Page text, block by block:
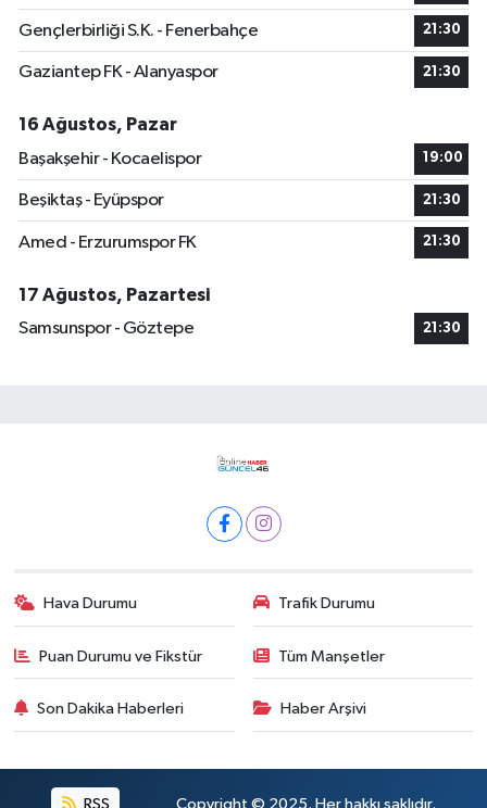
Gençlerbirliği S.K. - Fenerbahçe 21:30
Gaziantep FK - Alanyaspor 21:30
16 Ağustos, Pazar
Başakşehir - Kocaelispor
19:00
Beşiktaş - Eyüpspor 21:30
Amed - Erzurumspor FK 21:30
17 Ağustos, Pazartesi
Samsunspor - Göztepe
21:30
Hava Durumu Trafik Durumu
Puan Durumu ve Fikstür Tüm Manşetler
Son Dakika Haberleri Haber Arşivi
RSS Copyright © 2025. Her hakkı saklıdır.